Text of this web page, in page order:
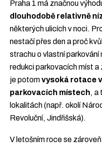
Praha 1 má značnou
dlouhodobě relativně
některých ulicích v noci.
nestačí přes den a proč
strachu o vlastní
redukci parkovacích míst
je potomvysoká rotace
parkovacích místech, a
lokalitách (např. okolí
Revoluční, Jindřišská).
V letošním roce se